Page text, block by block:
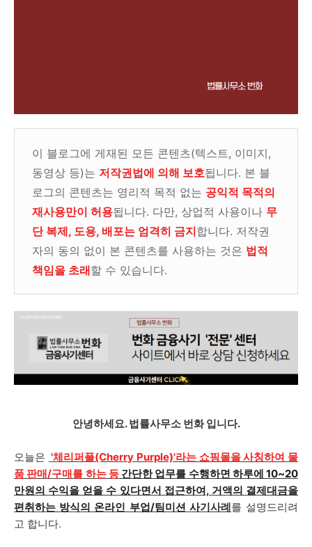
이 블로그에 게재된 모든 콘텐츠(텍스트, 이미지,
동영상 등)는 저작권법에 의해 보호됩니다. 본 블
로그의 콘텐츠는 영리적 목적 없는 공익적 목적의
재사용만이 허용됩니다. 다만, 상업적 사용이나 무
단 복제, 도용, 배포는 엄격히 금지합니다. 저작권
자의 동의 없이 본 콘텐츠를 사용하는 것은 법적
책임을 초래할 수 있습니다.
안녕하세요. 법률사무소 번화 입니다.
오늘은 '체리퍼플(Cherry Purple)'라는 쇼핑몰을 사칭하여 물
품 판매/구매를 하는 등 간단한 업무를 수행하면 하루에 10~20
만원의 수익을 얻을 수 있다면서 접근하여, 거액의 결제대금을
편취하는 방식의 온라인 부업/팀미션 사기사례를 설명드리려
고 합니다.